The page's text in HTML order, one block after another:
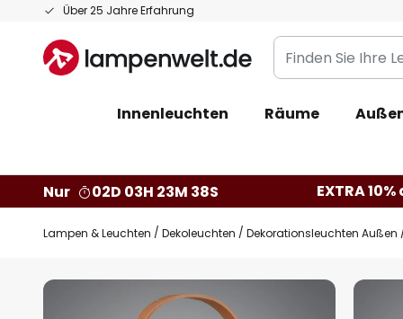
Über 25 Jahre Erfahrung
Zum
springen
Finden
Sie
Leuchte...
Innenleuchten Räume
Nur 02D 03H 23M 37S EXTRA
Lampen & Leuchten Dekoleuchten Dekorationsleuchten Außen
Zum